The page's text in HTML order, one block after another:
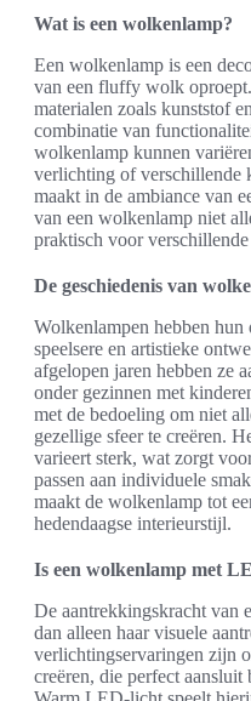
Wat is een wolkenlamp?
Een wolkenlamp is een
van een fluffy wolk
materialen zoals kunststof
combinatie van
wolkenlamp kunnen
verlichting of verschillende
maakt in de ambiance van
van een wolkenlamp niet
praktisch voor
De geschiedenis van
Wolkenlampen hebben hun
speelsere en artistieke
afgelopen jaren hebben ze
onder gezinnen met
met de bedoeling om niet
gezellige sfeer te creëren.
varieert sterk, wat zorgt
passen aan individuele
maakt de wolkenlamp tot
hedendaagse interieurstijl.
Is een wolkenlamp met
De aantrekkingskracht van
dan alleen haar visuele
verlichtingservaringen zijn
creëren, die perfect